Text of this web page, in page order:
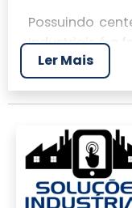
Possuindo
Industriais é a
mais
realizar um
concreto
Ler Mais